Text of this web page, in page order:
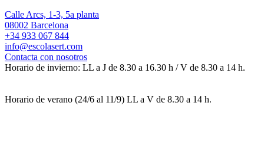
Calle Arcs, 1-3, 5a planta
08002 Barcelona
+34 933 067 844
info@escolasert.com
Contacta con nosotros
Horario de invierno: LL a J de 8.30 a 16.30 h / V de 8.30 a 14 h.
Horario de verano (24/6 al 11/9) LL a V de 8.30 a 14 h.